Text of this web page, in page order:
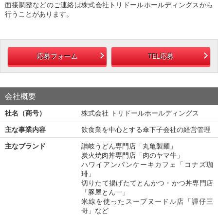
面接調整などのご連絡は株式会社トリドールホールディングスから
行うことがあります。
応募フォーム TEL応募
会社概要
社名（商号）
株式会社 トリドールホールディングス
主な事業内容
飲食業を中心とする傘下子会社の経営管理
主なブランド
讃岐うどん専門店「丸亀製麺」
炭火焼肉丼専門店「肉のヤマ牛」
ハワイアンパンケーキカフェ「コナズ珈
琲」
切りたて揚げたてとんかつ・かつ丼専門店
「豚屋とん一」
米線を使ったスープヌードル店「譚仔三
哥」など